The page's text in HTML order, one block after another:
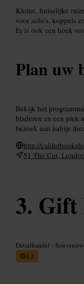
Kleine, huiselijke
voor solo’s, koppels
Er is ook een hoek
Plan uw
Bekijk het
bladeren en een plek
bezoek aan nabije
http://
51 The Cut,
Gift
Detailhandel •
4,1